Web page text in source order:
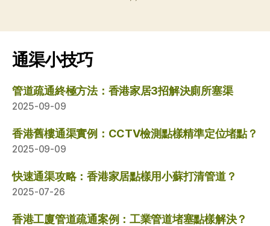
通渠小技巧
管道疏通終極方法：香港家居3招解決廁所塞渠
2025-09-09
香港舊樓通渠實例：CCTV檢測點樣精準定位堵點？
2025-09-09
快速通渠攻略：香港家居點樣用小蘇打清管道？
2025-07-26
香港工廈管道疏通案例：工業管道堵塞點樣解決？